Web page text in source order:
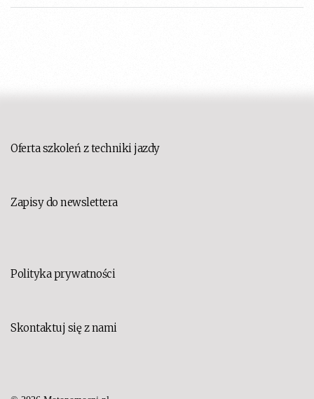
Oferta szkoleń z techniki jazdy
Zapisy do newslettera
Polityka prywatności
Skontaktuj się z nami